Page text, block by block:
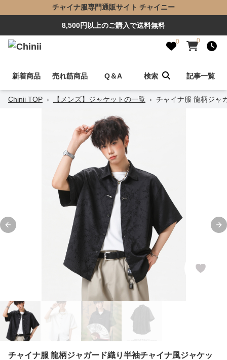
チャイナ服専門通販サイト チャイニー
8,500円以上のご購入で送料無料
0 0
新着商品 売れ筋商品 Q＆A 検索 記事一覧
Chinii TOP › 【メンズ】ジャケットの一覧 › チャイナ服 龍柄ジャ
Previous slide
チャイナ服 龍柄ジャガード織り半袖チャイナ風ジャケッ